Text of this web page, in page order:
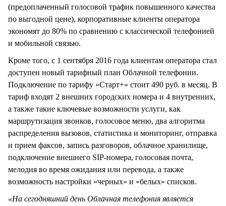
(предоплаченный голосовой трафик повышенного качества
по выгодной цене), корпоративные клиенты оператора
экономят до 80% по сравнению с классической телефонией
и мобильной связью.
Кроме того, с 1 сентября 2016 года клиентам оператора стал
доступен новый тарифный план Облачной телефонии.
Подключение по тарифу «Старт+» стоит 490 руб. в месяц. В
тариф входят 2 внешних городских номера и 4 внутренних,
а также такие ключевые возможности услуги, как
маршрутизация звонков, голосовое меню, два алгоритма
распределения вызовов, статистика и мониторинг, отправка
и прием факсов, запись разговоров, облачное хранилище,
подключение внешнего SIP-номера, голосовая почта,
мелодия во время ожидания или перевода, а также
возможность настройки «черных» и «белых» списков.
«На сегодняшний день Облачная телефония является